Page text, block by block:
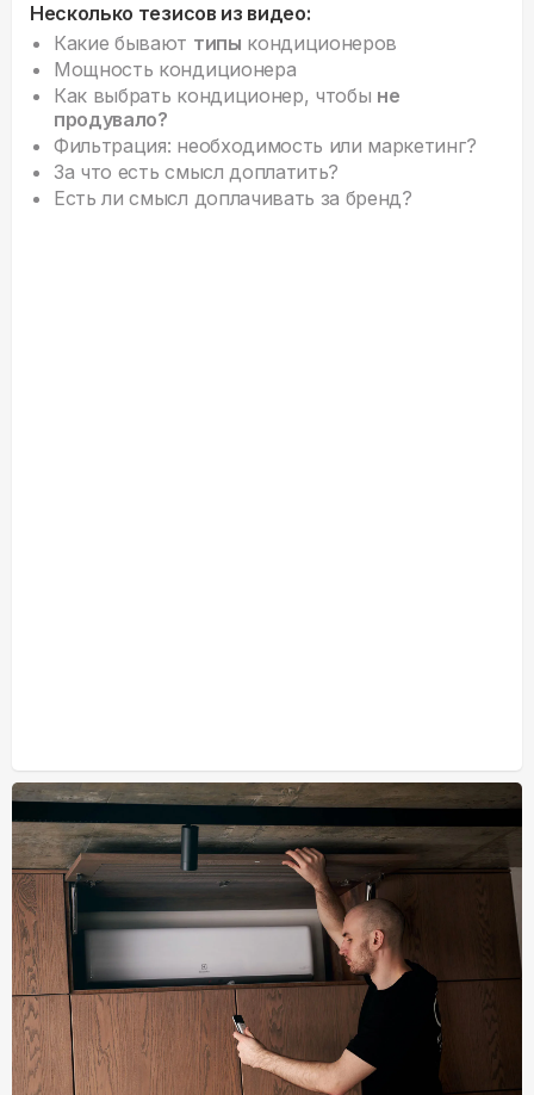
Несколько тезисов из видео:
Какие бывают типы кондиционеров
Мощность кондиционера
Как выбрать кондиционер, чтобы не
продувало?
Фильтрация: необходимость или маркетинг?
За что есть смысл доплатить?
Есть ли смысл доплачивать за бренд?